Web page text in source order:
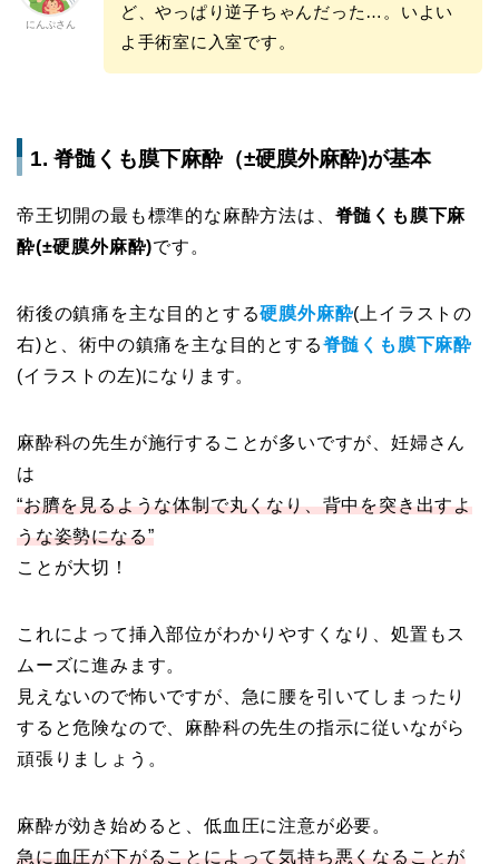
にんぷさん
ど、やっぱり逆子ちゃんだった…。いよい
よ手術室に入室です。
1. 脊髄くも膜下麻酔（±硬膜外麻酔)が基本
帝王切開の最も標準的な麻酔方法は、脊髄くも膜下麻
酔(±硬膜外麻酔)です。
術後の鎮痛を主な目的とする硬膜外麻酔(上イラストの
右)と、術中の鎮痛を主な目的とする脊髄くも膜下麻酔
(イラストの左)になります。
麻酔科の先生が施行することが多いですが、妊婦さん
は
“お臍を見るような体制で丸くなり、背中を突き出すよ
うな姿勢になる”
ことが大切！
これによって挿入部位がわかりやすくなり、処置もス
ムーズに進みます。
見えないので怖いですが、急に腰を引いてしまったり
すると危険なので、麻酔科の先生の指示に従いながら
頑張りましょう。
麻酔が効き始めると、低血圧に注意が必要。
急に血圧が下がることによって気持ち悪くなることが